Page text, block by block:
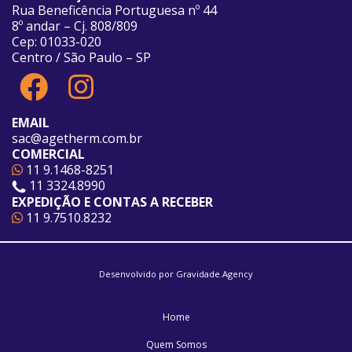
Rua Beneficência Portuguesa nº 44
8º andar – Cj. 808/809
Cep: 01033-020
Centro / São Paulo – SP
EMAIL
sac@agetherm.com.br
COMERCIAL
11 9.1468-8251
11 3324.8990
EXPEDIÇÃO E CONTAS A RECEBER
11 9.7510.8232
Desenvolvido por Gravidade.Agency
Home
Quem Somos